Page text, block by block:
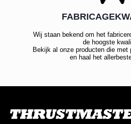
Wij staan bekend om het
de hoogste
Bekijk al onze producten die met
en haal het